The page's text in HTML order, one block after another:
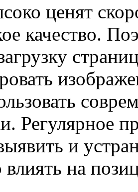
ценят
качество.
Регулярное
и
влиять на